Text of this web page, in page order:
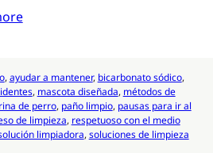
, ayudar a mantener, bicarbonato sódico
, mascota diseñada, métodos de
de perro, paño limpio, pausas para ir al
de limpieza, respetuoso con el medio
limpiadora, soluciones de limpieza